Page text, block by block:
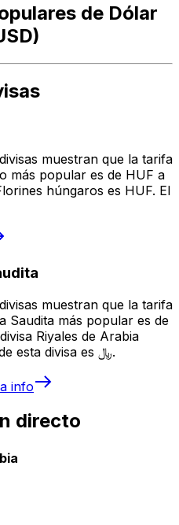
de Dólar
muestran que la tarifa
más popular es de HUF a
húngaros es HUF. El
muestran que la tarifa
Saudita más popular es de
Riyales de Arabia
Saudita es SAR. El símbolo de esta divisa es ﷼.
info
directo